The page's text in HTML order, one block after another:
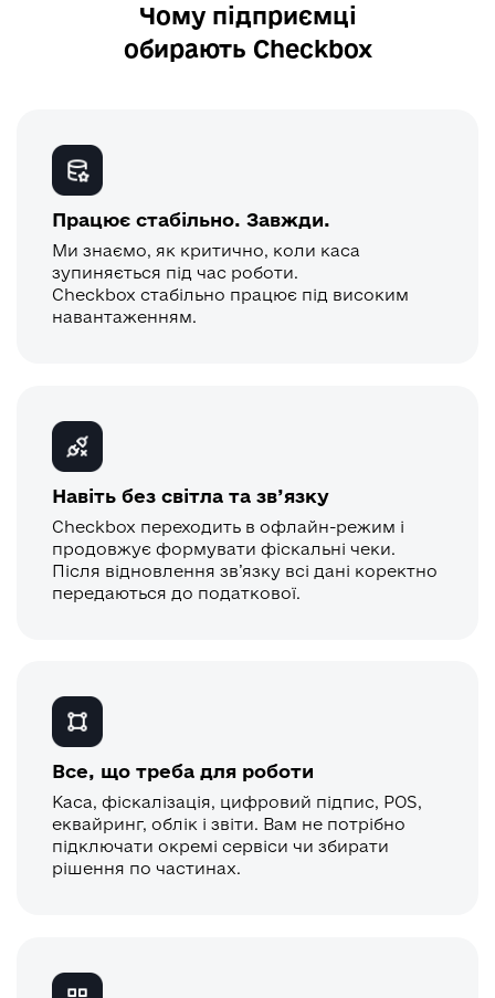
Чому підприємці
обирають Checkbox
Працює стабільно. Завжди.
Ми знаємо, як критично, коли каса
зупиняється під час роботи.
Checkbox стабільно працює під високим
навантаженням.
Навіть без світла та зв’язку
Checkbox переходить в офлайн-режим і
продовжує формувати фіскальні чеки.
Після відновлення зв’язку всі дані коректно
передаються до податкової.
Все, що треба для роботи
Каса, фіскалізація, цифровий підпис, POS,
еквайринг, облік і звіти. Вам не потрібно
підключати окремі сервіси чи збирати
рішення по частинах.